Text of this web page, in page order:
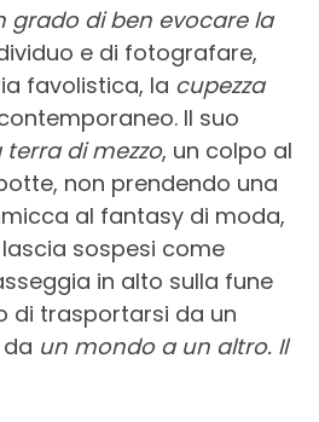
grado di ben evocare la
e di fotografare,
favolistica, la cupezza
Il suo
di mezzo, un colpo al
non prendendo una
al fantasy di moda,
sospesi come
in alto sulla fune
di trasportarsi da un
un mondo a un altro. Il